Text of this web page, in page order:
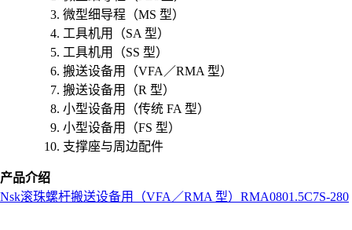
微型细导程（MS 型）
工具机用（SA 型）
工具机用（SS 型）
搬送设备用（VFA／RMA 型）
搬送设备用（R 型）
小型设备用（传统 FA 型）
小型设备用（FS 型）
支撑座与周边配件
产品介绍
Nsk滚珠螺杆搬送设备用（VFA／RMA 型） RMA0801.5C7S-280